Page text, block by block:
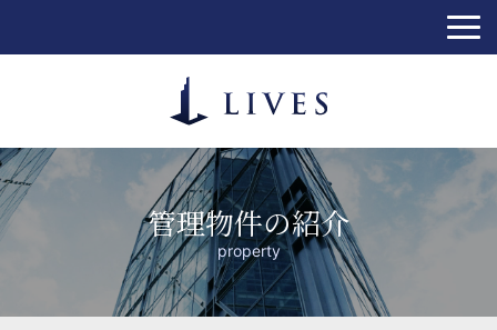
管理物件の紹介
property